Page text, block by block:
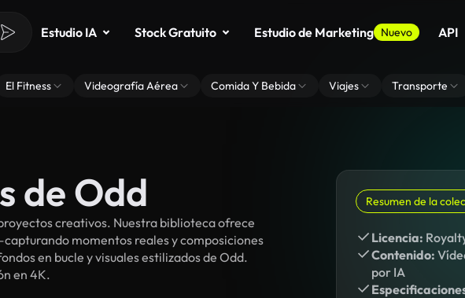
Estudio IA Stock Gratuito Estudio de Marketing Nuevo API
El Fitness Videografía Aérea Comida Y Bebida Viajes Transporte
de Odd
creativos. Nuestra biblioteca ofrece
momentos reales y composiciones
en bucle y visuales estilizados de Odd.
en 4K.
Resumen de la
Licencia:
Contenido:
por IA